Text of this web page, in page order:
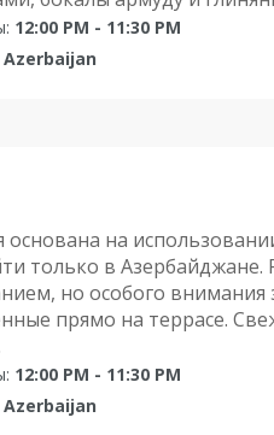
12:00 PM - 11:30 PM
Azerbaijan
основана на
только в
но особого
прямо на террасе.
12:00 PM - 11:30 PM
Azerbaijan